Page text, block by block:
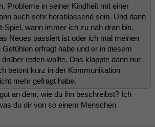
Probleme in seiner Kindheit mit einer
auch sehr herablassend sein. Und dann
Spiel, wann immer ich zu nah dran bin.
Neues passiert ist oder ich mal meinen
erfragt habe und er in diesem
reden wollte. Das klappte dann nur
betont kurz in der Kommunikation
mehr gefragt habe.
an dem, wie du ihn beschreibst? Ich
du dir von so einem Menschen